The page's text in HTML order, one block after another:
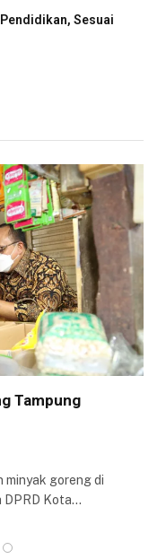
Sesuai
Tampung
minyak goreng di
DPRD Kota…